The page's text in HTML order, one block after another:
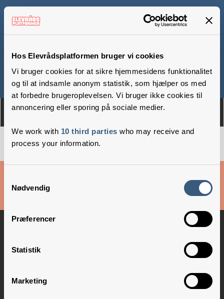
Hos Elevrådsplatformen bruger vi cookies
Vi bruger cookies for at sikre hjemmesidens funktionalitet
og til at indsamle anonym statistik, som hjælper os med
at forbedre brugeroplevelsen. Vi bruger ikke cookies til
annoncering eller sporing på sociale medier.
We work with 10 third parties who may receive and
process your information.
Nødvendig
Præferencer
Statistik
Marketing
Om Medlemmer